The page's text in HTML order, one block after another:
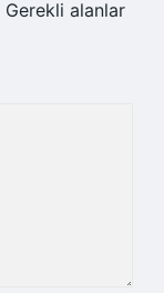
Gerekli alanlar